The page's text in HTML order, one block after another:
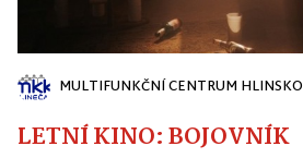
MULTIFUNKČNÍ CENTRUM HLINSKO
LETNÍ KINO: BOJOVNÍK